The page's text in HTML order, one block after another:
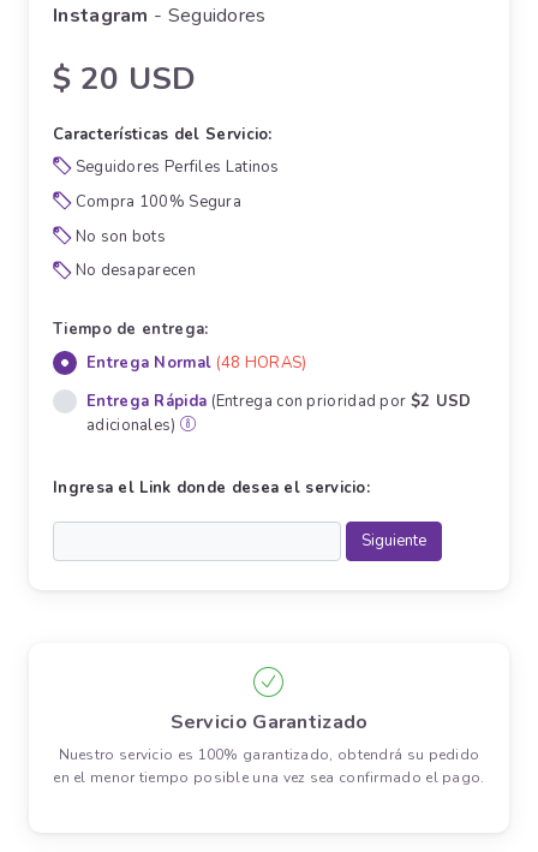
Instagram - Seguidores
$ 20 USD
Características del Servicio:
Seguidores Perfiles Latinos
Compra 100% Segura
No son bots
No desaparecen
Tiempo de entrega:
Entrega Normal (48 HORAS)
Entrega Rápida (Entrega con prioridad por $2 USD
adicionales)
Ingresa el Link donde desea el servicio:
Servicio Garantizado
Nuestro servicio es 100% garantizado, obtendrá su pedido
en el menor tiempo posible una vez sea confirmado el pago.